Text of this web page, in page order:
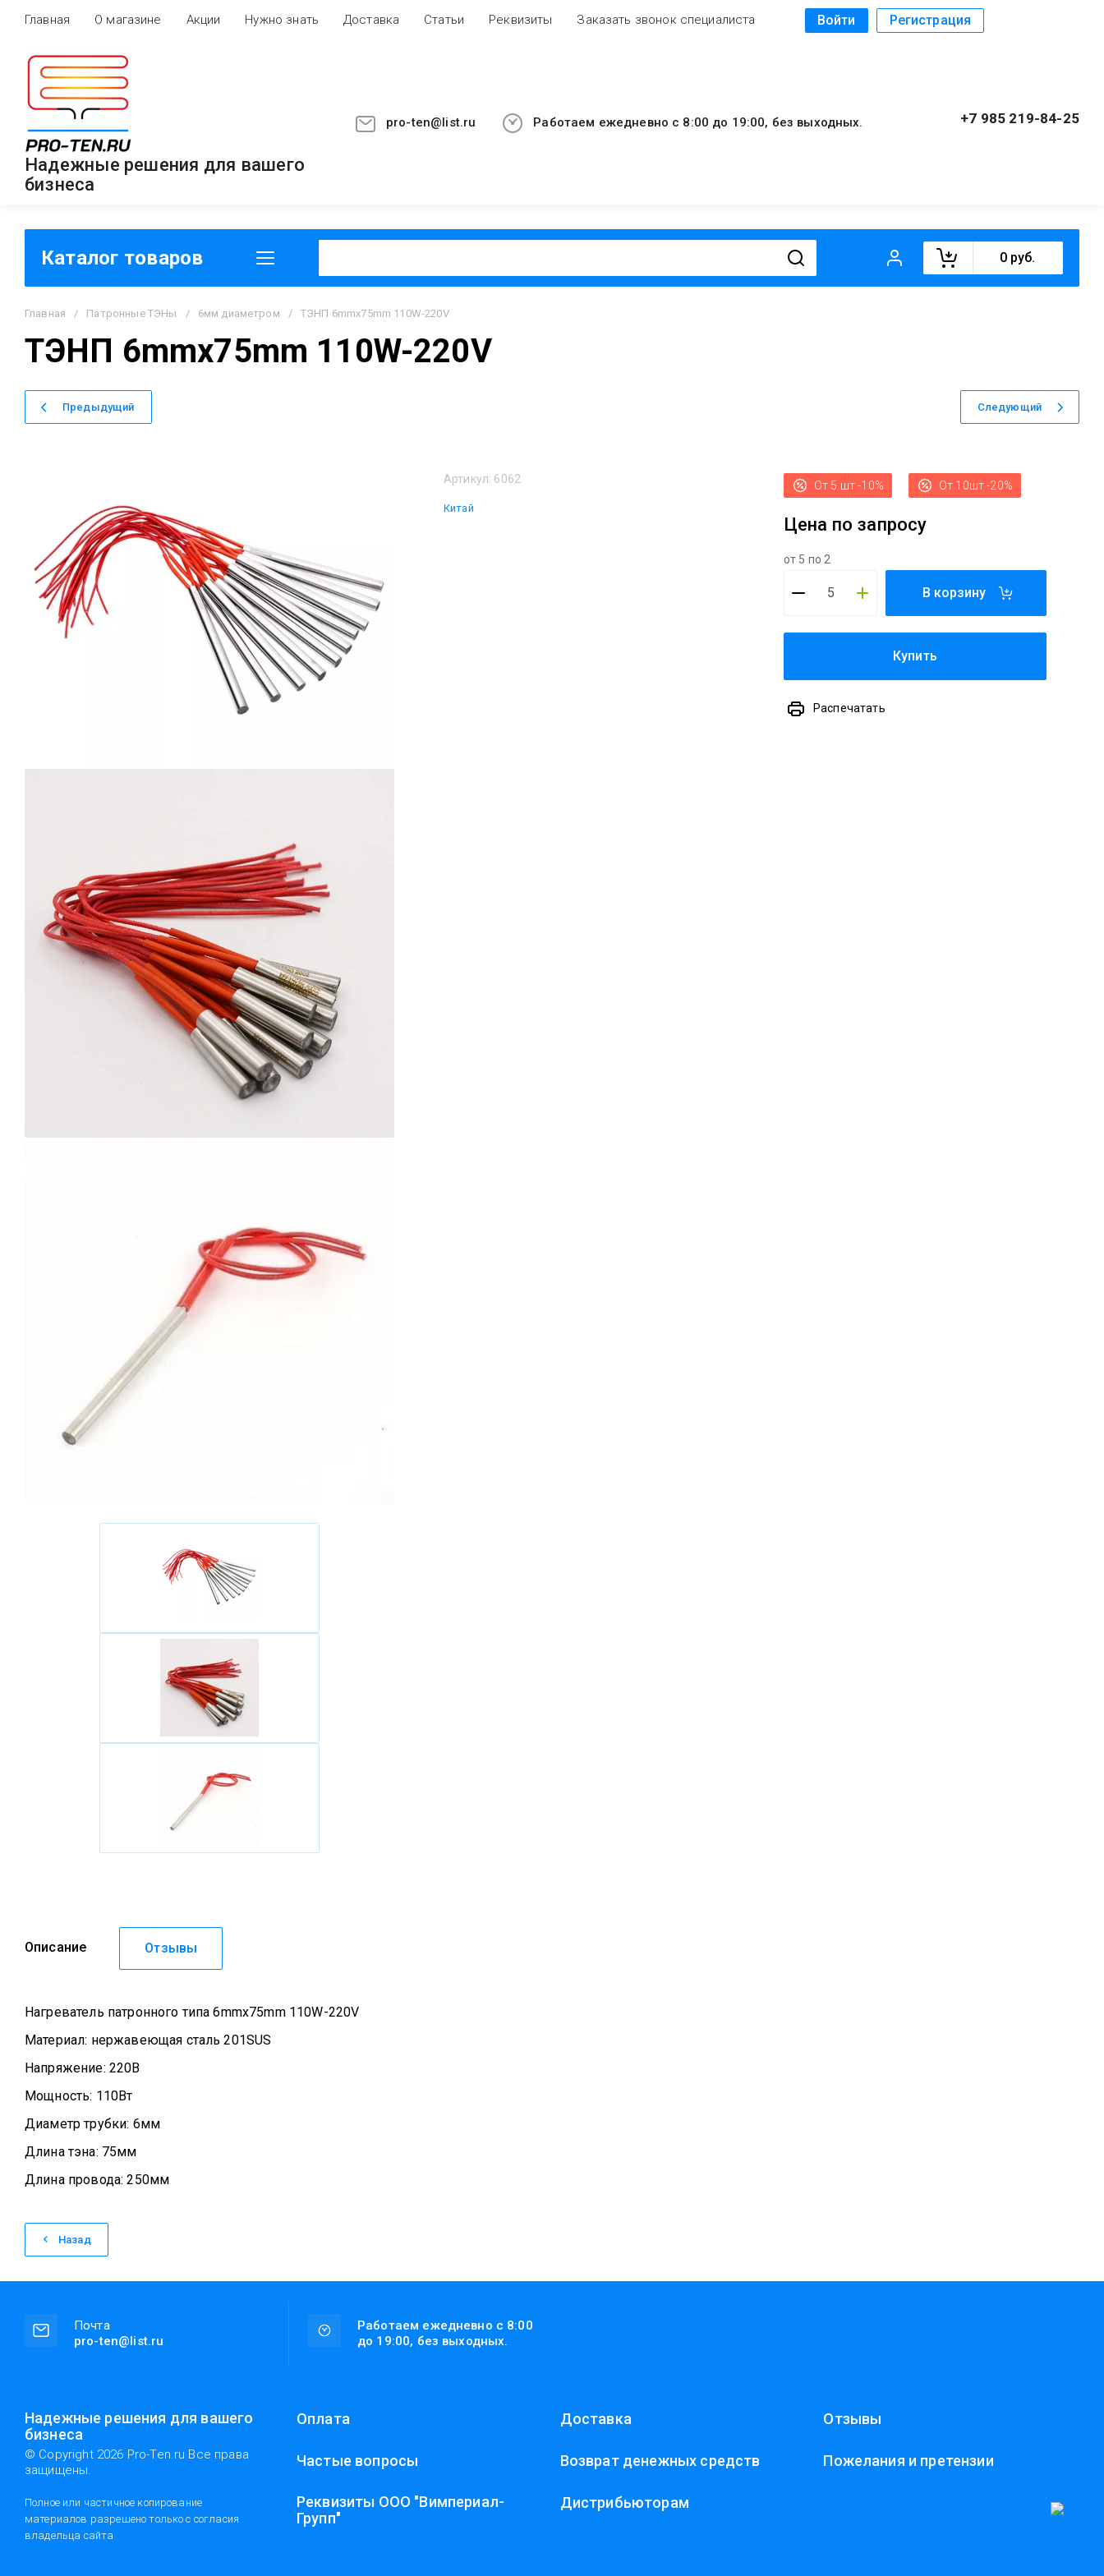
Главная О магазине Акции Нужно знать Доставка Статьи Реквизиты Заказать звонок специалиста Войти Регистрация
Надежные решения для вашего
бизнеса
pro-ten@list.ru Работаем ежедневно с 8:00 до 19:00, без выходных. +7 985 219-84-25
Каталог товаров 0 руб.
Главная / Патронные ТЭНы / 6мм диаметром / ТЭНП 6mmx75mm 110W-220V
ТЭНП 6mmx75mm 110W-220V
Предыдущий Следующий
Артикул: 6062
Китай
От 5 шт -10% От 10шт -20%
Цена по запросу
от 5 по 2
В корзину
Купить
Распечатать
Описание Отзывы
Нагреватель патронного типа 6mmx75mm 110W-220V
Материал: нержавеющая сталь 201SUS
Напряжение: 220В
Мощность: 110Вт
Диаметр трубки: 6мм
Длина тэна: 75мм
Длина провода: 250мм
Назад
Почта
pro-ten@list.ru
Работаем ежедневно с 8:00
до 19:00, без выходных.
Надежные решения для вашего
бизнеса
© Copyright 2026 Pro-Ten.ru Все права
защищены.
Полное или частичное копирование
материалов разрешено только с согласия
владельца сайта
Оплата Доставка Отзывы
Частые вопросы Возврат денежных средств Пожелания и претензии
Реквизиты ООО "Вимпериал-
Групп"
Дистрибьюторам